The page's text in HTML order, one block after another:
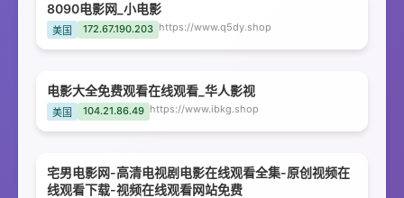
8090电影网_小电影
美国 172.67.190.203 https://www.q5dy.shop
电影大全免费观看在线观看_华人影视
美国 104.21.86.49 https://www.ibkg.shop
宅男电影网-高清电视剧电影在线观看全集-原创视频在
线观看下载-视频在线观看网站免费